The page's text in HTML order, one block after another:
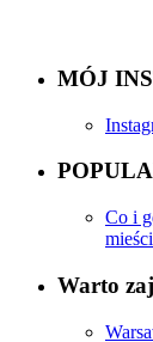
MÓJ
Co i
Warto